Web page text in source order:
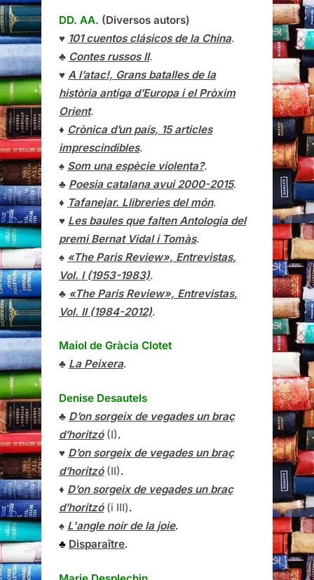
DD. AA. (Diversos autors)
♥ 101 cuentos clásicos de la China.
♣ Contes russos II.
♥ A l’atac!, Grans batalles de la
història antiga d’Europa i el Pròxim
Orient.
♦ Crònica d’un país, 15 articles
imprescindibles.
♠ Som una espècie violenta?.
♣ Poesia catalana avui 2000-2015.
♦ Tafanejar. Llibreries del món.
♥ Les baules que falten Antologia del
premi Bernat Vidal i Tomàs.
♠ «The Paris Review», Entrevistas,
Vol. I (1953-1983).
♣ «The Paris Review», Entrevistas,
Vol. II (1984-2012).
Maiol de Gràcia Clotet
♣ La Peixera.
Denise Desautels
♣ D’on sorgeix de vegades un braç
d’horitzó(I).
♥ D’on sorgeix de vegades un braç
d’horitzó(II).
♦ D’on sorgeix de vegades un braç
d’horitzó(i III).
♠ L'angle noir de la joie.
♣ Disparaître.